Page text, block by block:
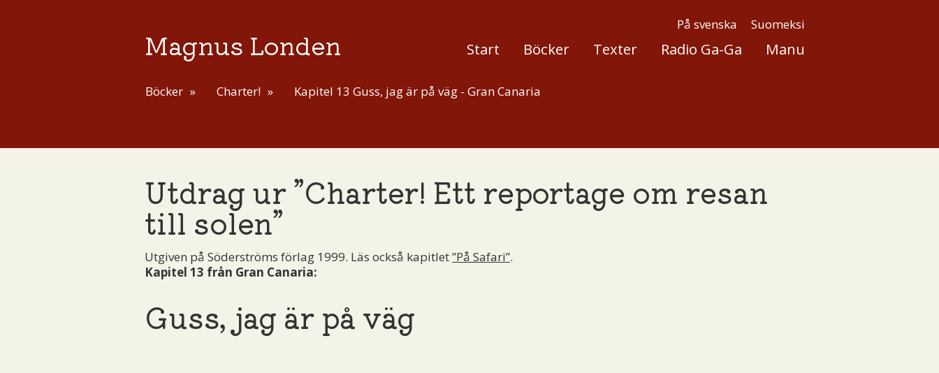
Magnus Londen
På svenska Suomeksi
Start Böcker Texter Radio Ga-Ga Manu
Böcker Charter! Kapitel 13 Guss, jag är på väg - Gran Canaria
Utdrag ur ”Charter! Ett reportage om resan
till solen”
Utgiven på Söderströms förlag 1999. Läs också kapitlet”På Safari”.
Kapitel 13 från Gran Canaria:
Guss, jag är på väg